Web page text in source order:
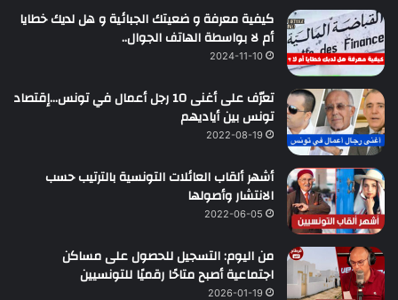
كيفية معرفة و ضعيتك الجبائية و هل لديك خطايا
أم لا بواسطة الهاتف الجوال..
2024-11-10
تعرّف على أغنى 10 رجل أعمال في تونس…إقتصاد
تونس بين أياديهم
2022-08-19
أشهر ألقاب العائلات التونسية بالترتيب حسب
الانتشار وأصولها
2022-06-05
من اليوم: التسجيل للحصول على مساكن
اجتماعية أصبح متاحًا رقميًا للتونسيين
2026-01-19